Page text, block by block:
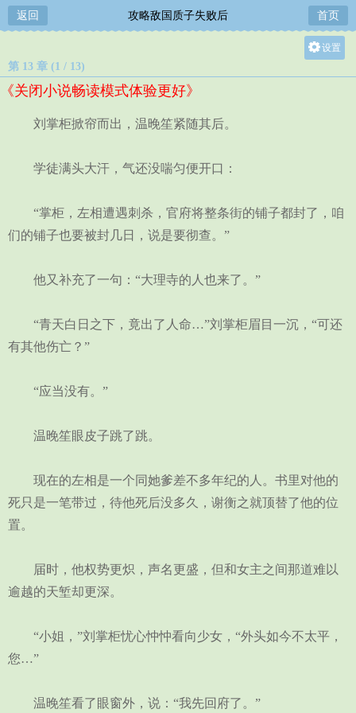
返回 攻略敌国质子失败后 首页
设置
第 13 章 (1 / 13)
《关闭小说畅读模式体验更好》
刘掌柜掀帘而出，温晚笙紧随其后。
学徒满头大汗，气还没喘匀便开口：
“掌柜，左相遭遇刺杀，官府将整条街的铺子都封了，咱
们的铺子也要被封几日，说是要彻查。”
他又补充了一句：“大理寺的人也来了。”
“青天白日之下，竟出了人命…”刘掌柜眉目一沉，“可还
有其他伤亡？”
“应当没有。”
温晚笙眼皮子跳了跳。
现在的左相是一个同她爹差不多年纪的人。书里对他的
死只是一笔带过，待他死后没多久，谢衡之就顶替了他的位
置。
届时，他权势更炽，声名更盛，但和女主之间那道难以
逾越的天堑却更深。
“小姐，”刘掌柜忧心忡忡看向少女，“外头如今不太平，
您…”
温晚笙看了眼窗外，说：“我先回府了。”